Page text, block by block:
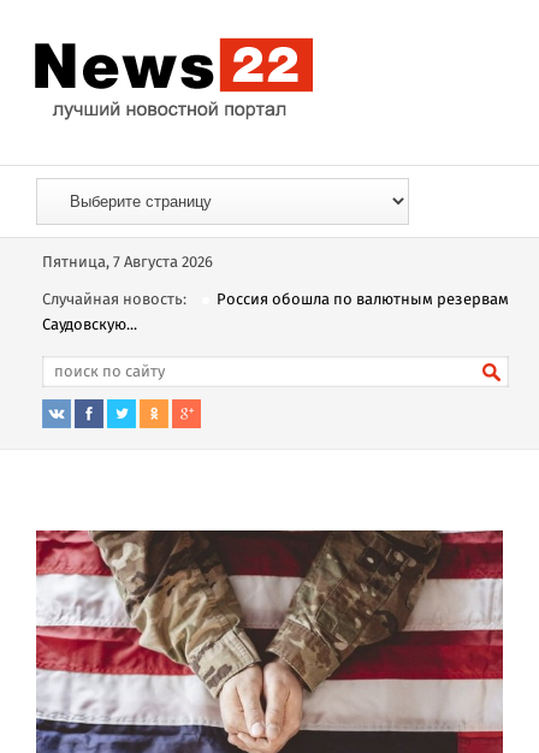
Пятница, 7 Августа 2026
Случайная новость:
Россия обошла по валютным резервам
Саудовскую...